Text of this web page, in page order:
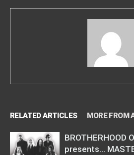
RELATED ARTICLES MORE FROM
BROTHERHOOD
presents…